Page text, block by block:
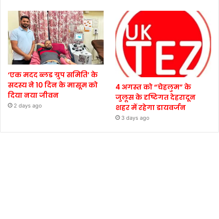
‘एक मदद ब्लड ग्रुप समिति’ के
सदस्य ने 10 दिन के मासूम को
दिया नया जीवन
2 days ago
4 अगस्त को “चेहलुम” के
जुलूस के दृष्टिगत देहरादून
शहर में रहेगा डायवर्जन
3 days ago